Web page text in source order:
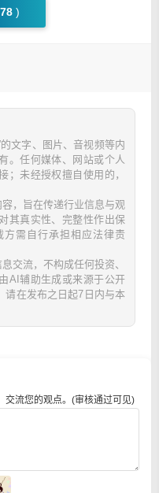
78 )
文字、图片、音视频等内
。任何媒体、网站或个人
；未经授权擅自使用的，
，旨在传递行业信息与观
其真实性、完整性作出保
需自行承担相应法律责
交流，不构成任何投资、
AI辅助生成或来源于公开
请在发布之日起7日内与本
流您的观点。(审核通过可见)